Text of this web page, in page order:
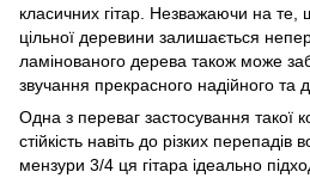
класичних гітар. Незважаючи на те,
цільної деревини залишається
ламінованого дерева також може
звучання прекрасного надійного та
Одна з переваг застосування такої
стійкість навіть до різких
мензури 3/4 ця гітара ідеально